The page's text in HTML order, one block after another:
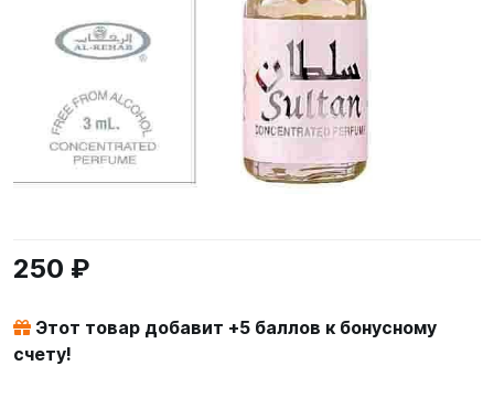
250 ₽
Этот товар добавит +5 баллов к бонусному
счету!